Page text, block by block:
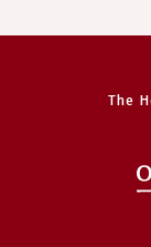
The